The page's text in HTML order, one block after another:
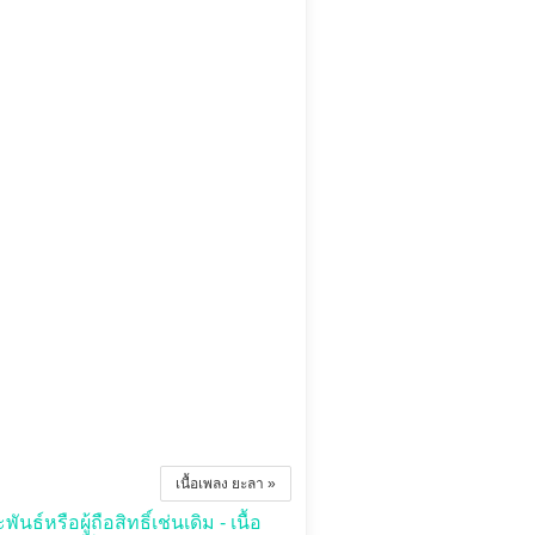
เนื้อเพลง ยะลา »
พันธ์หรือผู้ถือสิทธิ์เช่นเดิม - เนื้อ